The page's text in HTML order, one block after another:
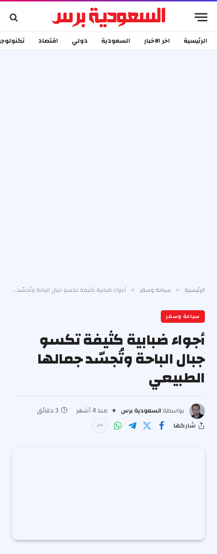
الرئيسية اخر الاخبار السعودية دولي اقتصاد
الرئيسية » سياحة وسفر » أجواء ضبابية كثيفة تكسو جبال الباحة وتُجسّد جمالها الطبيعي
سياحة وسفر
أجواء ضبابية كثيفة تكسو
جبال الباحة وتُجسّد جمالها
الطبيعي
بواسطة السعودية برس منذ 4 أشهر
3 دقائق
شاركها